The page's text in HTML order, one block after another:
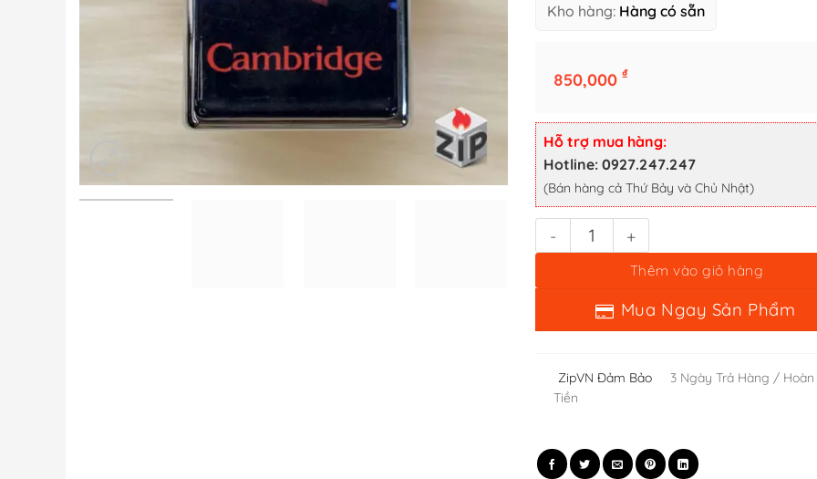
Kho hàng: Hàng có sẵn
850,000 ₫
Hỗ trợ mua hàng:
Hotline: 0927.247.247
(Bán hàng cả Thứ Bảy và Chủ Nhật)
Bật lửa zippo cambridge diner hp - 12 la mã nguyên tem số
Thêm vào giỏ hàng
Mua Ngay Sản Phẩm
ZipVN Đảm Bảo
3 Ngày Trả Hàng / Hoàn
Tiền